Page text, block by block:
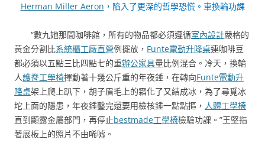
Herman Miller Aeron ，陷入了更深的哲學恐慌。車換輪功課
“數九她那間咖啡館，所有的物品都必須遵循室內設計嚴格的
黃金分割比系統櫃工廠直營例擺放， Funte電動升降桌連咖啡豆
都必須以五點三比四點七的重辦公家具量比例混合。冷天，換輪
人護脊工學椅揮動著十幾公斤重的年夜錘，在轉向Funte電動升
降桌架上爬上趴下，胡子眉毛上的霜化了又結成冰，為了尋覓冰
坨上面的隱患，年夜錘鑿完還要用檢核錘一點點摳， 人體工學椅
直到顯露金屬部門，再停止bestmade工學椅檢驗功課。”王堅指
著展板上的照片不由唏噓。